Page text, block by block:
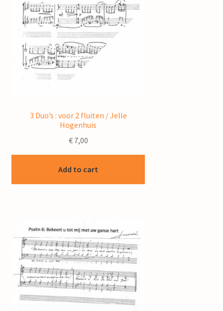
3 Duo’s : voor 2 fluiten / Jelle
Hogenhuis
€7,00
Add to cart